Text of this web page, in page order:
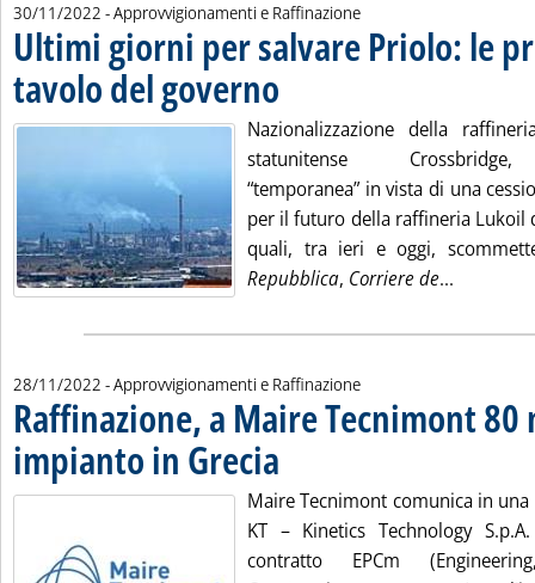
30/11/2022 - Approvvigionamenti e Raffinazione
Ultimi giorni per salvare Priolo: le
tavolo del governo . Pubblicata mercoledì 30 novembre 2022
Nazionalizzazione della
statunitense Crossbridge,
“temporanea” in vista di una
per il futuro della raffineria Lukoil
quali, tra ieri e oggi,
Repubblica, Corriere de...
28/11/2022 - Approvvigionamenti e Raffinazione
Raffinazione, a Maire Tecnimont 80
impianto in Grecia
Maire Tecnimont comunica in
KT – Kinetics Technology
contratto EPCm